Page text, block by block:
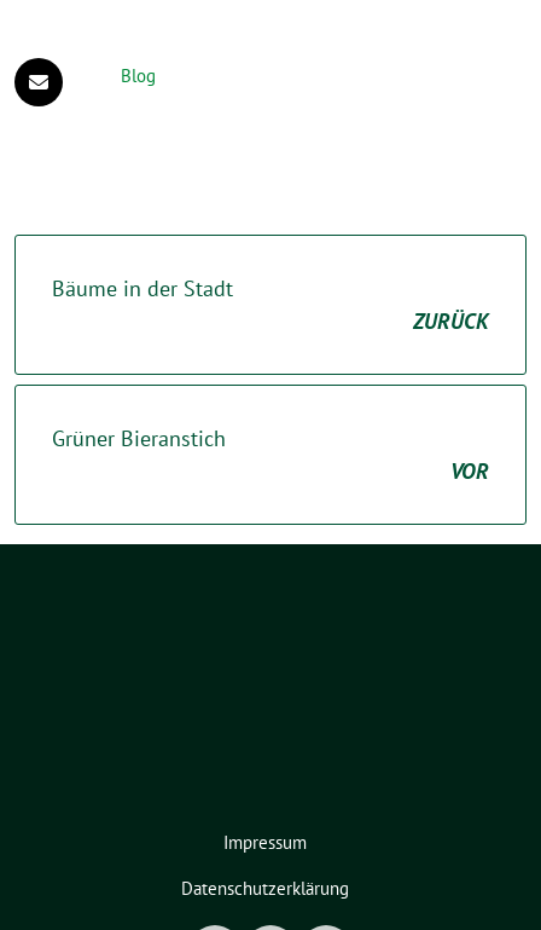
Blog
Bäume in der Stadt
ZURÜCK
Grüner Bieranstich
VOR
Impressum
Datenschutzerklärung